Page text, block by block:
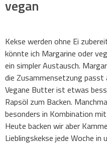
vegan
Kekse werden ohne Ei
könnte ich Margarine oder
ein simpler Austausch.
die Zusammensetzung passt
Vegane Butter ist etwas
Rapsöl zum Backen.
besonders in Kombination
Heute backen wir aber
Lieblingskekse jede Woche in